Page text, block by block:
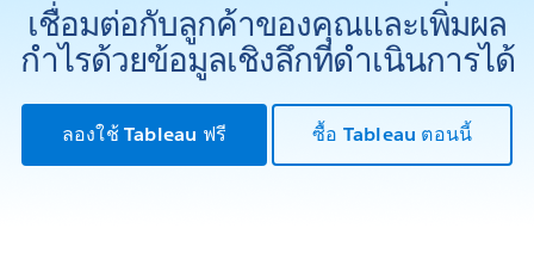
เชื่อมต่อกับลูกค้าของคุณและเพิ่มผล
กำไรด้วยข้อมูลเชิงลึกที่ดำเนินการได้
ลองใช้ Tableau ฟรี ซื้อ Tableau ตอนนี้